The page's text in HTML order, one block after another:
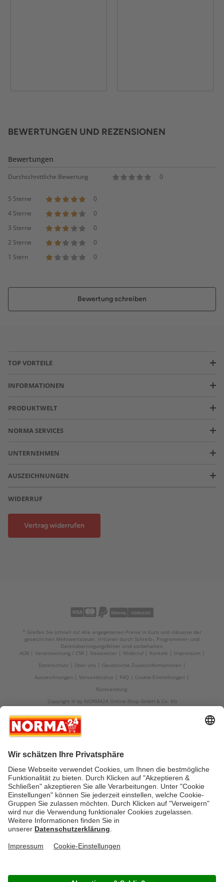
BEWERTUNGEN UND REZENSIONEN
Bewertungen
Durchschnittliche Bewertung 0
5 Sterne
0
4 Sterne
0
3 Sterne
0
2 Sterne
0
1 Stern
0
Bewertung schreiben
TOP VORTEILE
INFORMATIONEN
PRODUKTWELT
NORMA SERVICES
UNTERNEHMEN
AUSZEICHNUNGEN
WIDERRUF
Vertrag widerrufen
* Greifen Sie schnell zu! Alle angegebenen Preise in Euro und inklusive der
gesetzlichen Mehrwertsteuer. Irrtümer durch Schreib-, Programmier- und
Datenübertragungsfehler sind vorbehalten.
AGB
Verantwortung / CSR Newsletter Widerruf Kontakt
Impressum
Datenschutz
Über uns
Gesetzliche Zusatzinformationen
Auszeichnungen
Versandstatus FAQ
Cookie-Einstellungen
Rücksendung
Copyright © by NORMA24 Online-Shop GmbH & Co. KG